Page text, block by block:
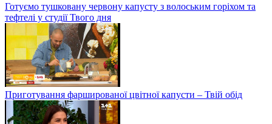
Готуємо тушковану червону капусту з волоським горіхом та
тефтелі у студії Твого дня
Приготування фаршированої цвітної капусти – Твій обід